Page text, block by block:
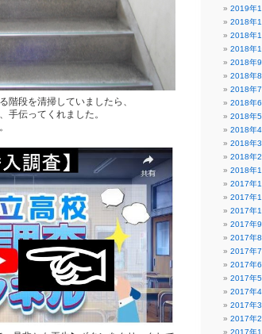
階段を清掃していましたら、
手伝ってくれました。
2019年1
2018年
2018年
2018年
2018年9
2018年8
2018年7
2018年6
2018年5
2018年4
2018年3
2018年2
2018年1
2017年
2017年
2017年
2017年9
2017年8
2017年7
2017年6
2017年5
2017年4
2017年3
2017年2
2017年1